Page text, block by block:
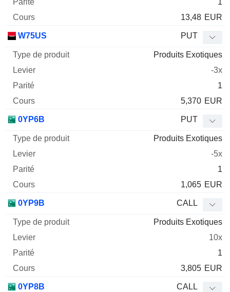
1
13,48 EUR
W75US PUT
Produits Exotiques
-3x
1
5,370 EUR
0YP6B PUT
Produits Exotiques
-5x
1
1,065 EUR
0YP9B CALL
Produits Exotiques
10x
1
3,805 EUR
0YP8B CALL